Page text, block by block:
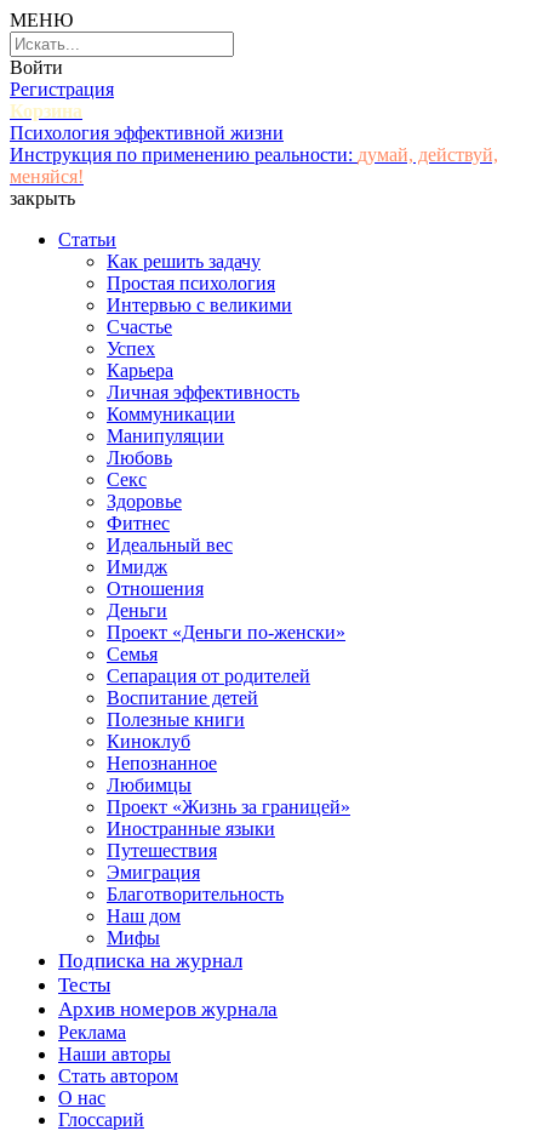
МЕНЮ
Войти
Регистрация
Корзина
Психология эффективной жизни
Инструкция по применению реальности: думай, действуй,
меняйся!
закрыть
Статьи
Как решить задачу
Простая психология
Интервью с великими
Счастье
Успех
Карьера
Личная эффективность
Коммуникации
Манипуляции
Любовь
Секс
Здоровье
Фитнес
Идеальный вес
Имидж
Отношения
Деньги
Проект «Деньги по-женски»
Семья
Сепарация от родителей
Воспитание детей
Полезные книги
Киноклуб
Непознанное
Любимцы
Проект «Жизнь за границей»
Иностранные языки
Путешествия
Эмиграция
Благотворительность
Наш дом
Мифы
Подписка на журнал
Тесты
Архив номеров журнала
Реклама
Наши авторы
Стать автором
О нас
Глоссарий